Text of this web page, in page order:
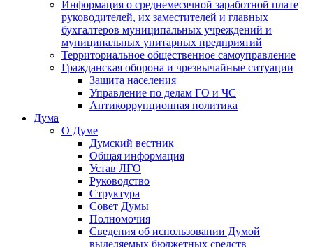
Информация о среднемесячной заработной плате
руководителей, их заместителей и главных
бухгалтеров муниципальных учреждений и
муниципальных унитарных предприятий
Территориальное общественное самоуправление
Гражданская оборона и чрезвычайные ситуации
Защита населения
Управление по делам ГО и ЧС
Антикоррупционная политика
Дума
О Думе
Думский вестник
Общая информация
Устав ЛГО
Руководство
Структура
Совет Думы
Полномочия
Сведения об использовании Думой
выделяемых бюджетных средств